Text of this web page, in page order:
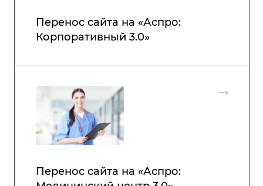
Перенос сайта на «Аспро:
Корпоративный 3.0»
Перенос сайта на «Аспро: